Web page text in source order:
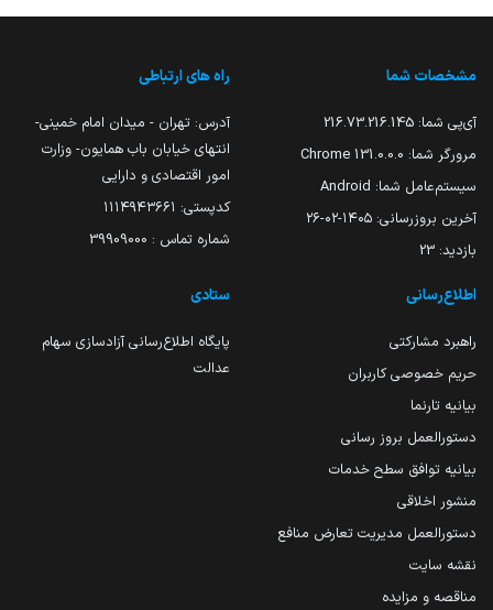
مشخصات شما
آی‌پی شما: 216.73.216.145
مرورگر شما: 131.0.0.0 Chrome
سیستم‌عامل شما: Android
آخرین بروزرسانی: ۱۴۰۵-۰۲-۲۶
بازدید: 23
راه های ارتباطی
آدرس: تهران - میدان امام خمینی-
انتهای خیابان باب همایون- وزارت
امور اقتصادی و دارایی
کدپستی: ۱۱۱۴۹۴۳۶۶۱
شماره تماس : 39909000
اطلاع‌رسانی
راهبرد مشارکتی
حریم خصوصی کاربران
بیانیه تارنما
دستورالعمل بروز رسانی
بیانیه توافق سطح خدمات
منشور اخلاقی
دستورالعمل مدیریت تعارض منافع
نقشه سایت
مناقصه و مزایده
ستادی
پایگاه اطلاع‌رسانی آزادسازی سهام
عدالت